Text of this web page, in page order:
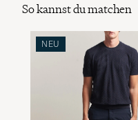
So kannst du matchen
NEU